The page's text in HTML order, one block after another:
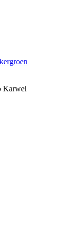
Karwei